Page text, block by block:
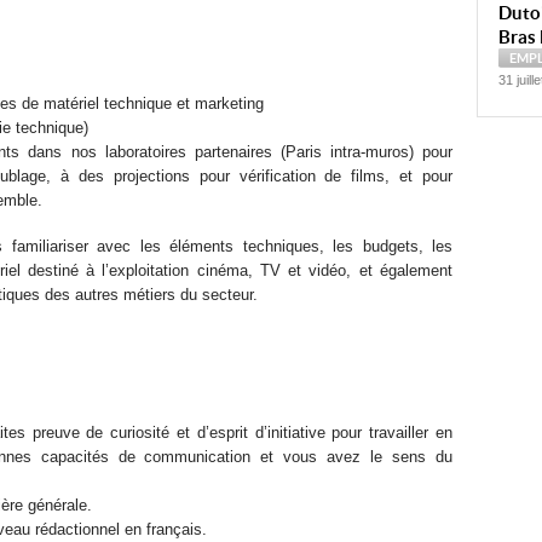
de matériel technique et marketing
technique)
dans nos laboratoires partenaires (Paris intra-muros) pour
à des projections pour vérification de films, et pour
avec les éléments techniques, les budgets, les
destiné à l’exploitation cinéma, TV et vidéo, et également
des autres métiers du secteur.
preuve de curiosité et d’esprit d’initiative pour travailler en
capacités de communication et vous avez le sens du
générale.
rédactionnel en français.
Bras
31